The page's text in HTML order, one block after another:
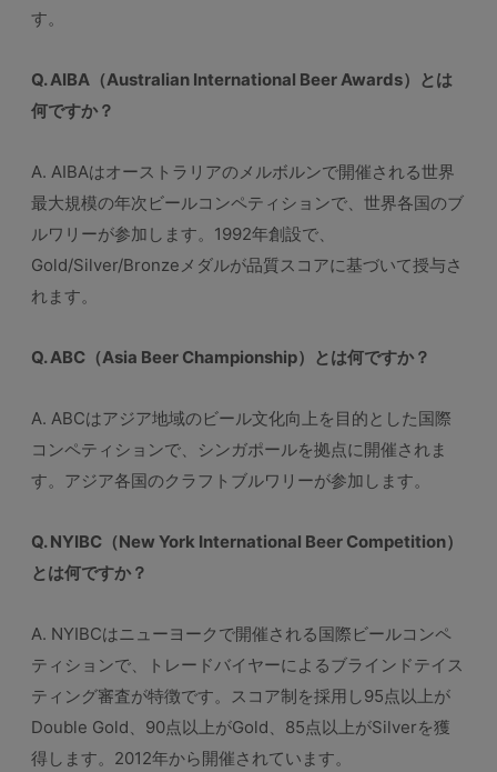
す。
Q. AIBA（Australian International Beer Awards）とは
何ですか？
A. AIBAはオーストラリアのメルボルンで開催される世界
最大規模の年次ビールコンペティションで、世界各国のブ
ルワリーが参加します。1992年創設で、
Gold/Silver/Bronzeメダルが品質スコアに基づいて授与さ
れます。
Q. ABC（Asia Beer Championship）とは何ですか？
A. ABCはアジア地域のビール文化向上を目的とした国際
コンペティションで、シンガポールを拠点に開催されま
す。アジア各国のクラフトブルワリーが参加します。
Q. NYIBC（New York International Beer Competition）
とは何ですか？
A. NYIBCはニューヨークで開催される国際ビールコンペ
ティションで、トレードバイヤーによるブラインドテイス
ティング審査が特徴です。スコア制を採用し95点以上が
Double Gold、90点以上がGold、85点以上がSilverを獲
得します。2012年から開催されています。